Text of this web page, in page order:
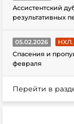
Ассистентский
результативных
05.02.2026
НХЛ.
Спасения и
февраля
Перейти в